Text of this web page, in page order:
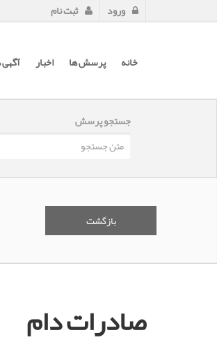
ورود ثبت نام
خانه پرسش ها اخبار آگهی
جستجو پرسش
بازگشت
صادرات دام